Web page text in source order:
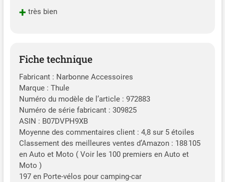
+ très bien
Fiche technique
Fabricant : Narbonne Accessoires
Marque : Thule
Numéro du modèle de l’article : 972883
Numéro de série fabricant : 309825
ASIN : B07DVPH9XB
Moyenne des commentaires client : 4,8 sur 5 étoiles
Classement des meilleures ventes d’Amazon : 188 105
en Auto et Moto ( Voir les 100 premiers en Auto et
Moto )
197 en Porte-vélos pour camping-car